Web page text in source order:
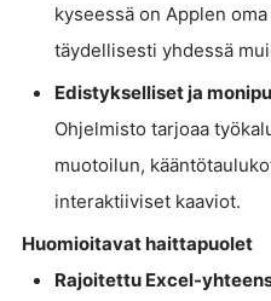
kyseessä on Applen
täydellisesti yhdessä
Edistykselliset ja
Ohjelmisto tarjoaa
muotoilun,
interaktiiviset kaaviot.
Huomioitavat haittapuolet
Rajoitettu Excel-